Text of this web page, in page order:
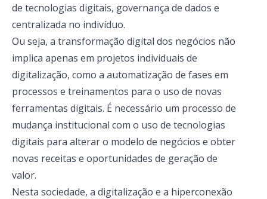
de tecnologias digitais, governança de dados e
centralizada no indivíduo.
Ou seja, a transformação digital dos negócios não
implica apenas em projetos individuais de
digitalização, como a automatização de fases em
processos e treinamentos para o uso de novas
ferramentas digitais. É necessário um processo de
mudança institucional com o uso de tecnologias
digitais para alterar o modelo de negócios e obter
novas receitas e oportunidades de geração de
valor.
Nesta sociedade, a digitalização e a hiperconexão